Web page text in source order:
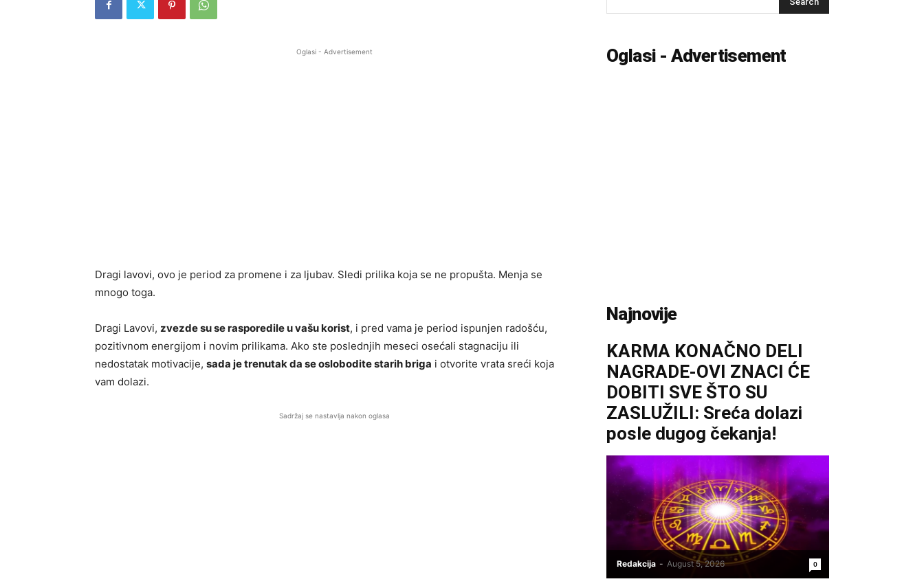
Oglasi - Advertisement
Dragi lavovi, ovo je period za promene i za ljubav. Sledi prilika koja se ne propušta. Menja se
mnogo toga.
Dragi Lavovi, zvezde su se rasporedile u vašu korist, i pred vama je period ispunjen radošću,
pozitivnom energijom i novim prilikama. Ako ste poslednjih meseci osećali stagnaciju ili
nedostatak motivacije, sada je trenutak da se oslobodite starih briga i otvorite vrata sreći koja
vam dolazi.
Sadržaj se nastavlja nakon oglasa
Oglasi - Advertisement
Najnovije
KARMA KONAČNO DELI
NAGRADE-OVI ZNACI ĆE
DOBITI SVE ŠTO SU
ZASLUŽILI: Sreća dolazi
posle dugog čekanja!
Redakcija - August 5, 2026 0